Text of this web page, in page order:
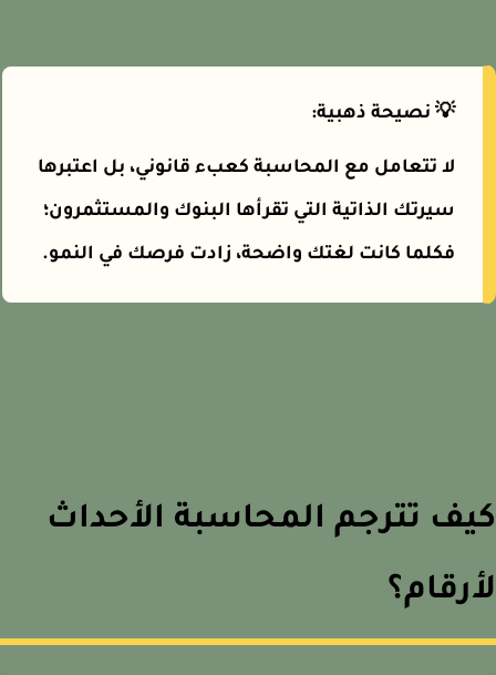
💡 نصيحة ذهبية:
لا تتعامل مع المحاسبة كعبء قانوني، بل اعتبرها
سيرتك الذاتية التي تقرأها البنوك والمستثمرون؛
فكلما كانت لغتك واضحة، زادت فرصك في النمو.
تترجم المحاسبة الأحداث